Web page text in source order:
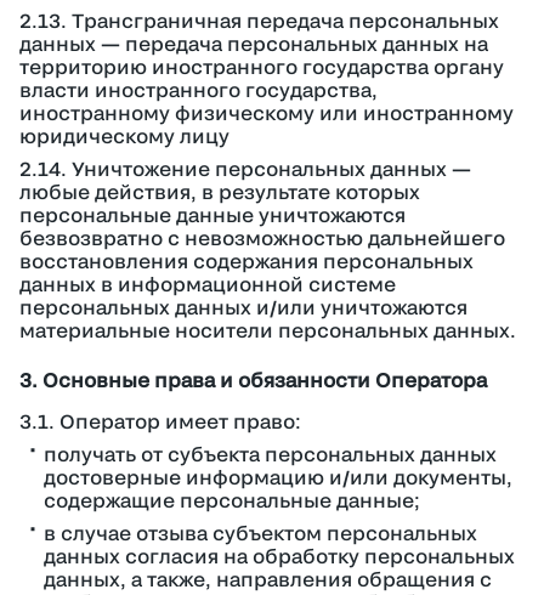
2.13. Трансграничная передача персональных
данных — передача персональных данных на
территорию иностранного государства органу
власти иностранного государства,
иностранному физическому или иностранному
юридическому лицу
2.14. Уничтожение персональных данных —
любые действия, в результате которых
персональные данные уничтожаются
безвозвратно с невозможностью дальнейшего
восстановления содержания персональных
данных в информационной системе
персональных данных и/или уничтожаются
материальные носители персональных данных.
3. Основные права и обязанности Оператора
3.1. Оператор имеет право:
получать от субъекта персональных данных
достоверные информацию и/или документы,
содержащие персональные данные;
в случае отзыва субъектом персональных
данных согласия на обработку персональных
данных, а также, направления обращения с